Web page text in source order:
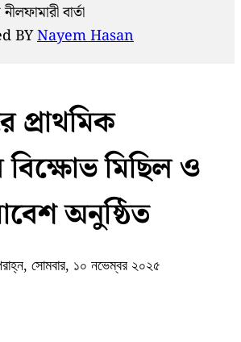
বার্তা
BYNayem Hasan
প্রাথমিক
মিছিল ও
অনুষ্ঠিত
সোমবার, ১০ নভেম্বর ২০২৫